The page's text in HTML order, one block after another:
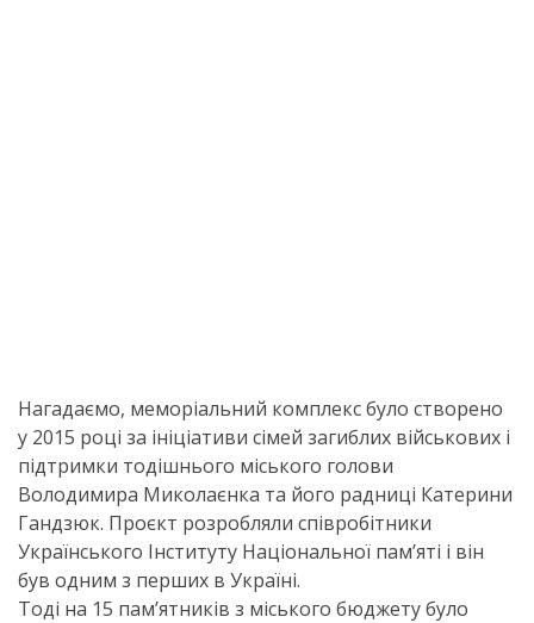
Нагадаємо, меморіальний комплекс було створено
у 2015 році за ініціативи сімей загиблих військових і
підтримки тодішнього міського голови
Володимира Миколаєнка та його радниці Катерини
Гандзюк. Проєкт розробляли співробітники
Українського Інституту Національної пам’яті і він
був одним з перших в Україні.
Тоді на 15 пам’ятників з міського бюджету було